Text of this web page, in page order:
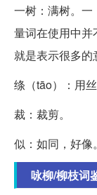
一树：满树。
量词在使用中并
就是表示很多的
绦（tāo）：用
裁：裁剪。
似：如同，好像。
咏柳/柳枝词